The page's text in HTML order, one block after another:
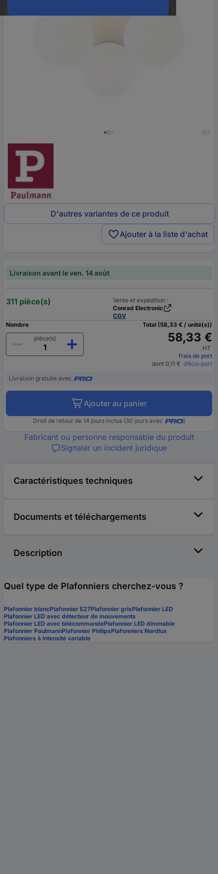
1/3
D'autres variantes de ce produit
Ajouter à la liste d'achat
Livraison avant le ven. 14 août
311 pièce(s)
Vente et expédition :
Conrad Electronic
CGV
Nombre
pièce(s)
Total (58,33 € / unité(s))
58,33 €
HT
frais de port
dont 0,11 € d’éco-part
Livraison gratuite avec
Ajouter au panier
Droit de retour de 14 jours inclus (30 jours avec )
Fabricant ou personne responsable du produit
Signaler un incident juridique
Caractéristiques techniques
Documents et téléchargements
Description
Quel type de Plafonniers cherchez-vous ?
Plafonnier blancPlafonnier E27Plafonnier grisPlafonnier LED
Plafonnier LED avec détecteur de mouvements
Plafonnier LED avec télécommandePlafonnier LED dimmable
Plafonnier PaulmannPlafonnier PhilipsPlafonniers Nordlux
Plafonniers à intensité variable